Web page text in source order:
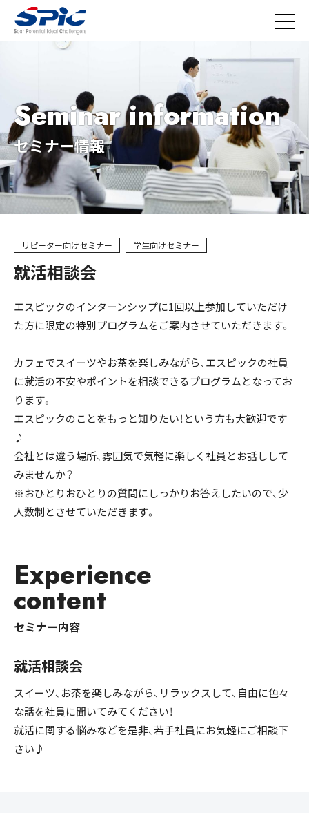
Seminar information
セミナー情報
リピーター向けセミナー 学生向けセミナー
就活相談会
エスピックのインターンシップに1回以上参加していただけ
た方に限定の特別プログラムをご案内させていただきます。
カフェでスイーツやお茶を楽しみながら、エスピックの社員
に就活の不安やポイントを相談できるプログラムとなってお
ります。
エスピックのことをもっと知りたい！という方も大歓迎です
♪
会社とは違う場所、雰囲気で気軽に楽しく社員とお話しして
みませんか？
※おひとりおひとりの質問にしっかりお答えしたいので、少
人数制とさせていただきます。
Experience
content
セミナー内容
就活相談会
スイーツ、お茶を楽しみながら、リラックスして、自由に色々
な話を社員に聞いてみてください！
就活に関する悩みなどを是非、若手社員にお気軽にご相談下
さい♪